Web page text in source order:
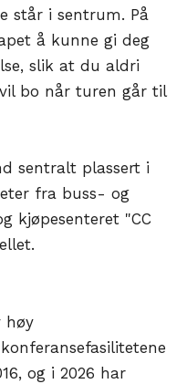
står i sentrum. På
å kunne gi deg
slik at du aldri
bo når turen går til
sentralt plassert i
fra buss- og
kjøpesenteret "CC
høy
og i 2026 har